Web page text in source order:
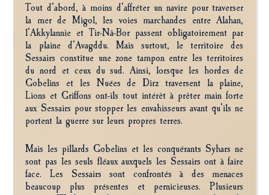
Tout d’abord, à moins d’affréter un navire pour traverser
la mer de Migol, les voies marchandes entre Alahan,
l’Akkylannie et Tir-Nâ-Bor passent obligatoirement par
la plaine d’Avagddu. Mais surtout, le territoire des
Sessairs constitue une zone tampon entre les territoires
du nord et ceux du sud. Ainsi, lorsque les hordes de
Gobelins et les Nuées de Dirz traversent la plaine,
Lions et Griffons ont-ils tout intérêt à prêter main forte
aux Sessairs pour stopper les envahisseurs avant qu’ils ne
portent la guerre sur leurs propres terres.
Mais les pillards Gobelins et les conquérants Syhars ne
sont pas les seuls fléaux auxquels les Sessairs ont à faire
face. Les Sessairs sont confrontés à des menaces
beaucoup plus présentes et pernicieuses. Plusieurs